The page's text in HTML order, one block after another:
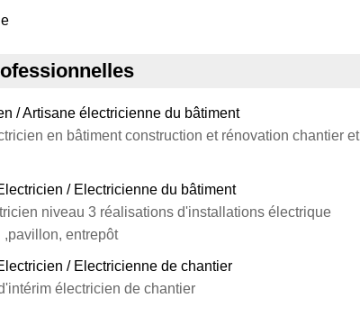
/ Artisane électricienne du bâtiment
en bâtiment construction et rénovation chantier et
/ Electricienne du bâtiment
niveau 3 réalisations d'installations électrique
,pavillon, entrepôt
/ Electricienne de chantier
électricien de chantier